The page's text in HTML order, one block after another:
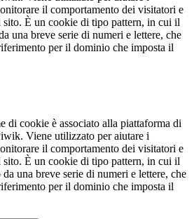
il comportamento dei visitatori e
sito. È un cookie di tipo pattern, in cui il
una breve serie di numeri e lettere, che
per il dominio che imposta il
di cookie è associato alla piattaforma di
Viene utilizzato per aiutare i
il comportamento dei visitatori e
sito. È un cookie di tipo pattern, in cui il
una breve serie di numeri e lettere, che
per il dominio che imposta il